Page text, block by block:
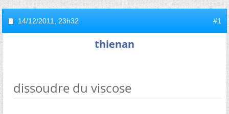
14/12/2011, 23h32 #1
thienan
dissoudre du viscose